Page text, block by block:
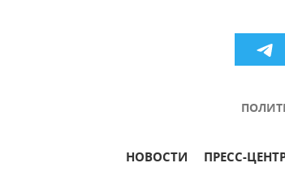
НОВОСТИ ПРЕСС-